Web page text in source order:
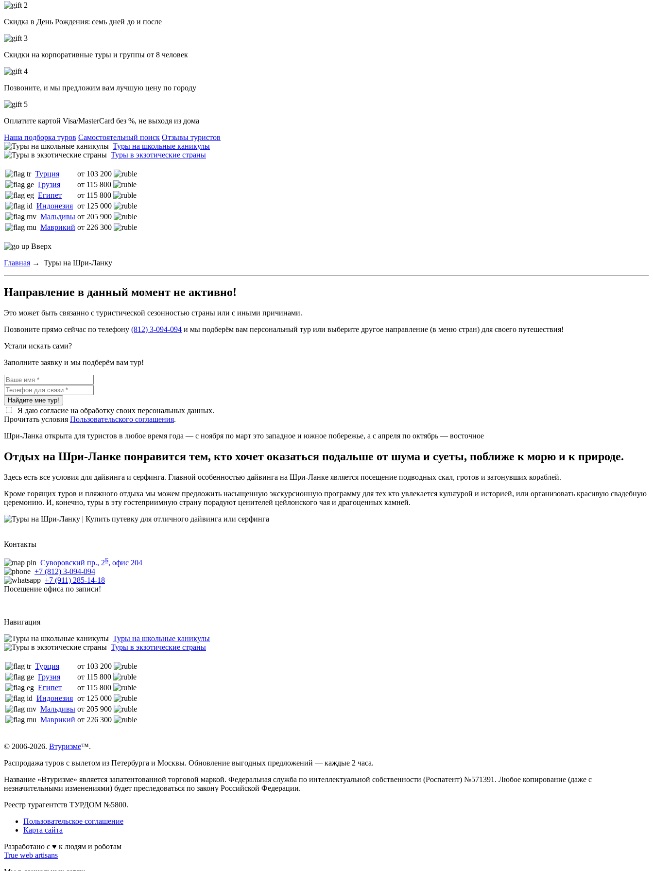
Скидка в День Рождения: семь дней до и после
Скидки на корпоративные туры и группы от 8 человек
Позвоните, и мы предложим вам лучшую цену по городу
Оплатите картой Visa/MasterCard без %, не выходя из дома
Наша подборка туров Самостоятельный поиск Отзывы туристов
Туры на школьные каникулы
Туры в экзотические страны
Турция
от 103 200
Грузия
от 115 800
Египет
от 115 800
Индонезия от 125 000
Мальдивы от 205 900
Маврикий от 226 300
Вверх
Главная → Туры на Шри-Ланку
Направление в данный момент не активно!
Это может быть связанно с туристической сезонностью страны или с иными причинами.
Позвоните прямо сейчас по телефону (812) 3-094-094 и мы подберём вам персональный тур или выберите другое направление (в меню стран) для своего путешествия!
Устали искать сами?
Заполните заявку и мы подберём вам тур!
Найдите мне тур!
Я даю согласие на обработку своих персональных данных.
Прочитать условия Пользовательского соглашения.
Шри-Ланка открыта для туристов в любое время года — с ноября по март это западное и южное побережье, а с апреля по октябрь — восточное
Отдых на Шри-Ланке понравится тем, кто хочет оказаться подальше от шума и суеты, поближе к морю и к природе.
Здесь есть все условия для дайвинга и серфинга. Главной особенностью дайвинга на Шри-Ланке является посещение подводных скал, гротов и затонувших кораблей.
Кроме горящих туров и пляжного отдыха мы можем предложить насыщенную экскурсионную программу для тех кто увлекается культурой и историей, или организовать красивую свадебную
церемонию. И, конечно, туры в эту гостеприимную страну порадуют ценителей цейлонского чая и драгоценных камней.
Контакты
Суворовский пр., 2Б, офис 204
+7 (812) 3-094-094
+7 (911) 285-14-18
Посещение офиса по записи!
Навигация
Туры на школьные каникулы
Туры в экзотические страны
Турция
от 103 200
Грузия
от 115 800
Египет
от 115 800
Индонезия от 125 000
Мальдивы от 205 900
Маврикий от 226 300
© 2006-2026. Втуризме™.
Распродажа туров с вылетом из Петербурга и Москвы. Обновление выгодных предложений — каждые 2 часа.
Название «Втуризме» является запатентованной торговой маркой. Федеральная служба по интеллектуальной собственности (Роспатент) №571391. Любое копирование (даже с
незначительными изменениями) будет преследоваться по закону Российской Федерации.
Реестр турагентств ТУРДОМ №5800.
Пользовательское соглашение
Карта сайта
Разработано с ♥ к людям и роботам
True web artisans